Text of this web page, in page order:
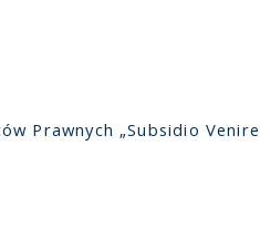
Prawnych „Subsidio